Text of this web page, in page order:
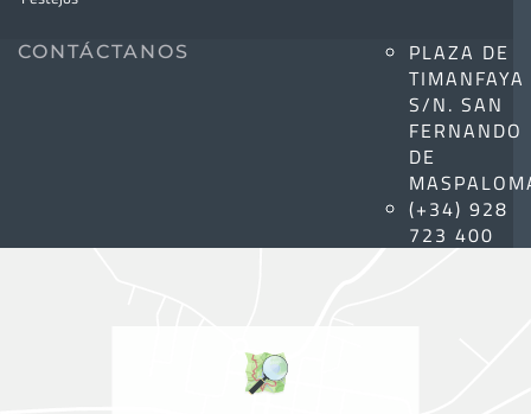
CONTÁCTANOS
PLAZA DE
TIMANFAYA
S/N. SAN
FERNANDO
DE
(+34) 928
723 400